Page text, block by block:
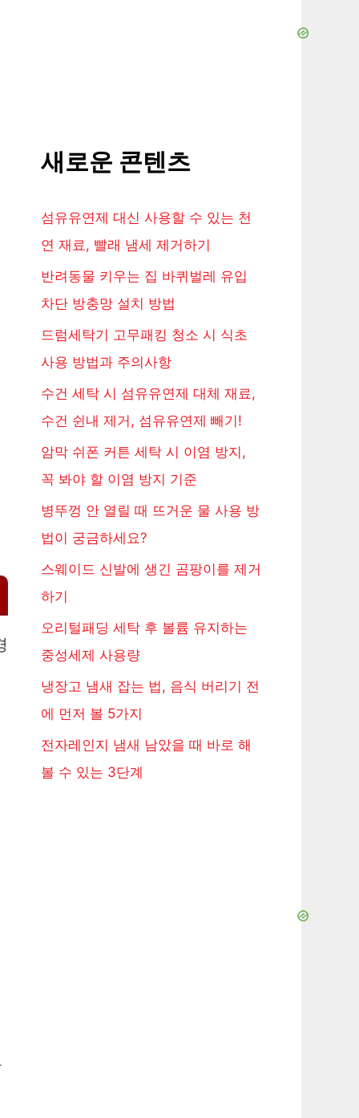
새로운 콘텐츠
섬유유연제 대신 사용할 수 있는 천
연 재료, 빨래 냄세 제거하기
반려동물 키우는 집 바퀴벌레 유입
차단 방충망 설치 방법
드럼세탁기 고무패킹 청소 시 식초
사용 방법과 주의사항
수건 세탁 시 섬유유연제 대체 재료,
수건 쉰내 제거, 섬유유연제 빼기!
암막 쉬폰 커튼 세탁 시 이염 방지,
꼭 봐야 할 이염 방지 기준
병뚜껑 안 열릴 때 뜨거운 물 사용 방
법이 궁금하세요?
스웨이드 신발에 생긴 곰팡이를 제거
하기
오리털패딩 세탁 후 볼륨 유지하는
중성세제 사용량
냉장고 냄새 잡는 법, 음식 버리기 전
에 먼저 볼 5가지
전자레인지 냄새 남았을 때 바로 해
볼 수 있는 3단계